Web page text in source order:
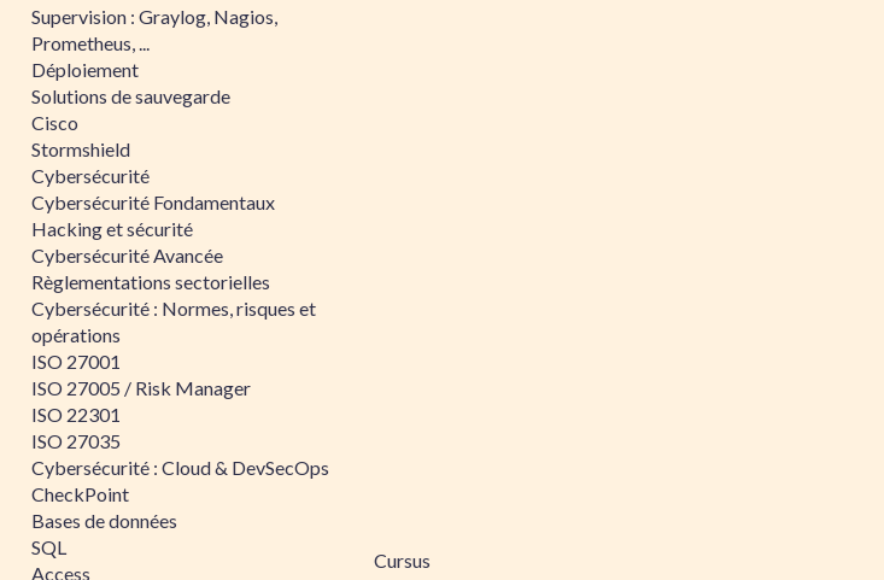
Supervision : Graylog, Nagios,
Prometheus, ...
Déploiement
Solutions de sauvegarde
Cisco
Stormshield
Cybersécurité
Cybersécurité Fondamentaux
Hacking et sécurité
Cybersécurité Avancée
Règlementations sectorielles
Cybersécurité : Normes, risques et
opérations
ISO 27001
ISO 27005 / Risk Manager
ISO 22301
ISO 27035
Cybersécurité : Cloud & DevSecOps
CheckPoint
Bases de données
SQL
Access
Cursus